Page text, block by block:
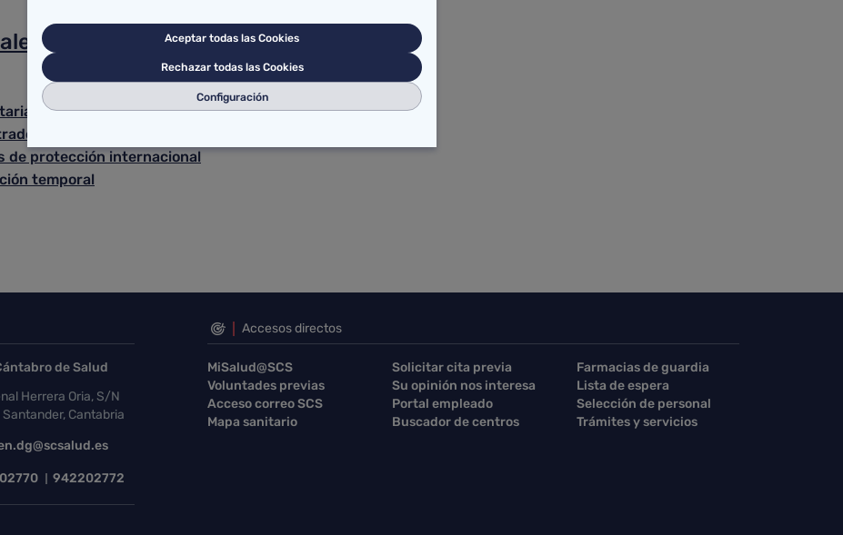
de Asistencia
como residentes
de protección internacional
temporal
de Salud
Herrera Oria, S/N
Santander, Cantabria
942202772
Accesos directos
MiSalud@SCS Solicitar cita previa
Farmacias de guardia
Voluntades previas
Su opinión nos interesa
Lista de espera
Acceso correo SCS
Portal empleado
Selección de personal
Mapa sanitario
Buscador de centros Trámites y servicios
Aceptar todas las Cookies
Rechazar todas las Cookies
Configuración